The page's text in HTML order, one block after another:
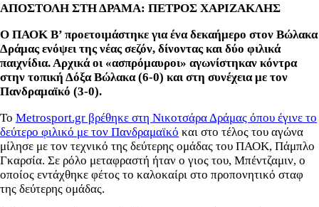
ΑΠΟΣΤΟΛΗ ΣΤΗ ΔΡΑΜΑ: ΠΕΤΡΟΣ ΧΑΡΙΖΑΚΛΗΣ
Ο ΠΑΟΚ Β’ προετοιμάστηκε για ένα δεκαήμερο στον Βώλακα
Δράμας ενόψει της νέας σεζόν, δίνοντας και δύο φιλικά
παιχνίδια. Αρχικά οι «ασπρόμαυροι» αγωνίστηκαν κόντρα
στην τοπική Δόξα Βώλακα (6-0) και στη συνέχεια με τον
Πανδραμαϊκό (3-0).
Το Metrosport.gr βρέθηκε στη Νικοτσάρα Δράμας όπου έγινε το
δεύτερο φιλικό με τον Πανδραμαϊκό και στο τέλος του αγώνα
μίλησε με τον τεχνικό της δεύτερης ομάδας του ΠΑΟΚ, Πάμπλο
Γκαρσία. Σε ρόλο μεταφραστή ήταν ο γιος του, Μπέντζαμιν, ο
οποίος εντάχθηκε φέτος το καλοκαίρι στο προπονητικό σταφ
της δεύτερης ομάδας.